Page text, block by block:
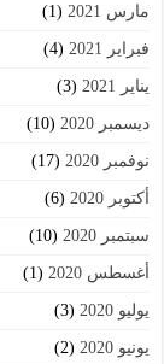
مارس 2021 (1)
فبراير 2021 (4)
يناير 2021 (3)
ديسمبر 2020 (10)
نوفمبر 2020 (17)
أكتوبر 2020 (6)
سبتمبر 2020 (10)
أغسطس 2020 (1)
يوليو 2020 (3)
يونيو 2020 (2)